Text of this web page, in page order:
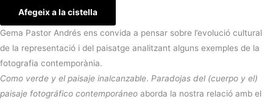
Afegeix a la cistella
Gema Pastor Andrés ens convida a pensar sobre l’evolució cultural
de la representació i del paisatge analitzant alguns exemples de la
fotografia contemporània.
Como verde y el paisaje inalcanzable. Paradojas del (cuerpo y el)
paisaje fotográfico contemporáneo aborda la nostra relació amb el